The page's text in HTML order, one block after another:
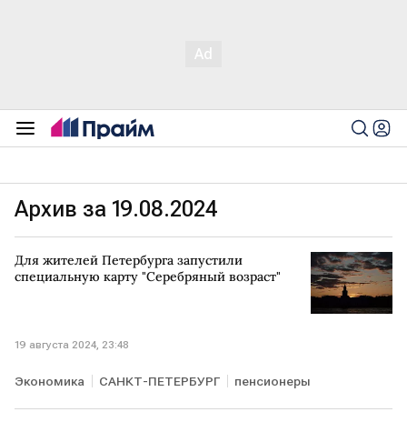
Архив за 19.08.2024
Для жителей Петербурга запустили
специальную карту "Серебряный возраст"
19 августа 2024, 23:48
Экономика САНКТ-ПЕТЕРБУРГ пенсионеры